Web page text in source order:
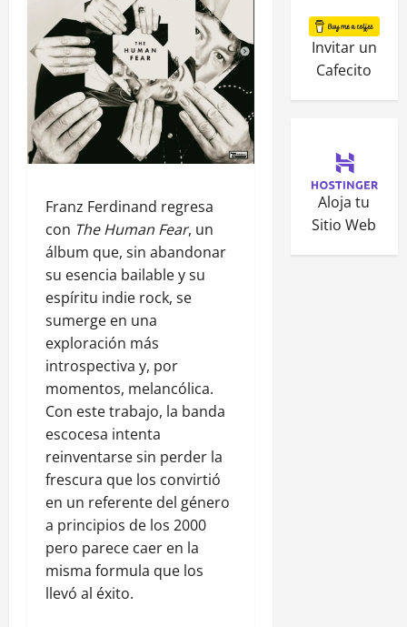
Franz Ferdinand regresa
con The Human Fear, un
álbum que, sin abandonar
su esencia bailable y su
espíritu indie rock, se
sumerge en una
exploración más
introspectiva y, por
momentos, melancólica.
Con este trabajo, la banda
escocesa intenta
reinventarse sin perder la
frescura que los convirtió
en un referente del género
a principios de los 2000
pero parece caer en la
misma formula que los
llevó al éxito.
Invitar un
Cafecito
Aloja tu
Sitio Web